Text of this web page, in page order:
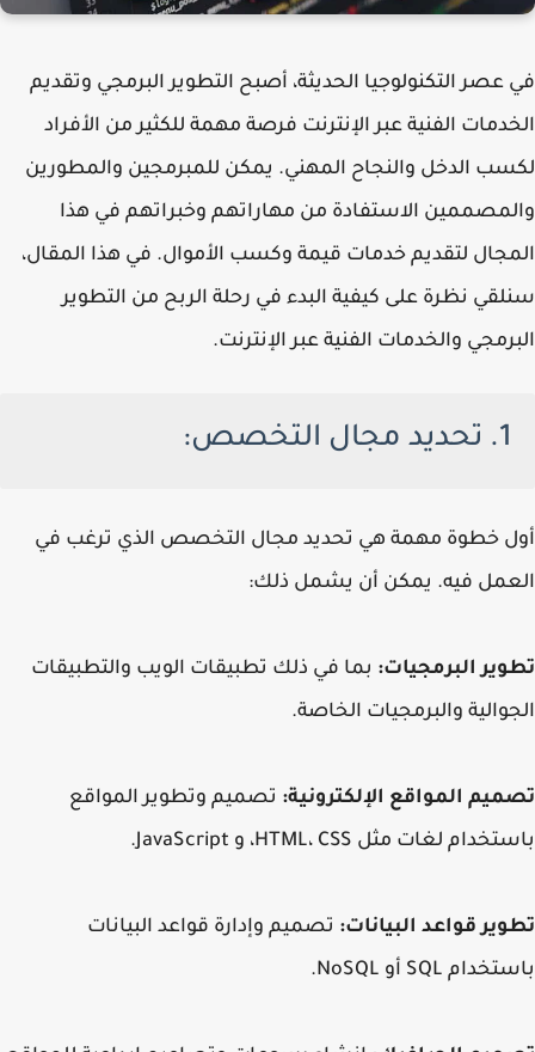
في عصر التكنولوجيا الحديثة، أصبح التطوير البرمجي وتقديم
الخدمات الفنية عبر الإنترنت فرصة مهمة للكثير من الأفراد
لكسب الدخل والنجاح المهني. يمكن للمبرمجين والمطورين
والمصممين الاستفادة من مهاراتهم وخبراتهم في هذا
المجال لتقديم خدمات قيمة وكسب الأموال. في هذا المقال،
سنلقي نظرة على كيفية البدء في رحلة الربح من التطوير
البرمجي والخدمات الفنية عبر الإنترنت.
1. تحديد مجال التخصص:
أول خطوة مهمة هي تحديد مجال التخصص الذي ترغب في
العمل فيه. يمكن أن يشمل ذلك:
تطوير البرمجيات: بما في ذلك تطبيقات الويب والتطبيقات
الجوالية والبرمجيات الخاصة.
تصميم المواقع الإلكترونية: تصميم وتطوير المواقع
باستخدام لغات مثل HTML، CSS، و JavaScript.
تطوير قواعد البيانات: تصميم وإدارة قواعد البيانات
باستخدام SQL أو NoSQL.